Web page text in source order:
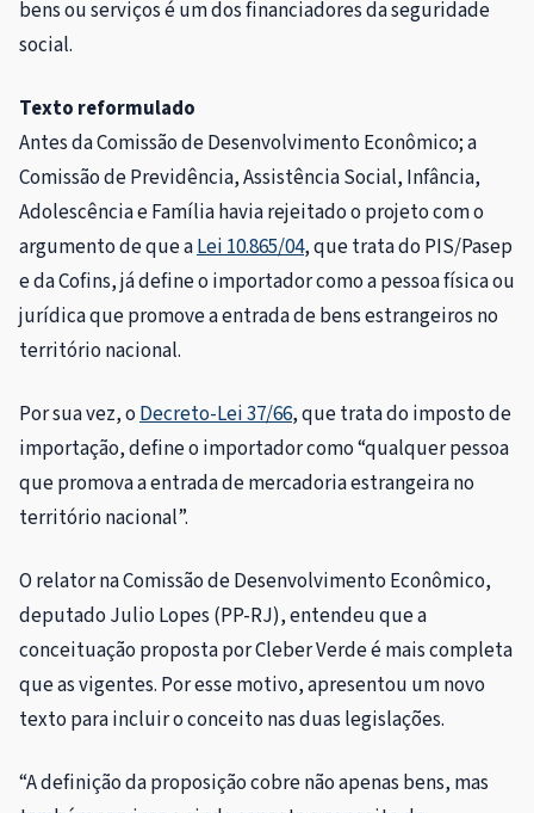
bens ou serviços é um dos financiadores da seguridade
social.
Texto reformulado
Antes da Comissão de Desenvolvimento Econômico; a
Comissão de Previdência, Assistência Social, Infância,
Adolescência e Família havia rejeitado o projeto com o
argumento de que aLei 10.865/04, que trata do PIS/Pasep
e daCofins, já define o importador como a pessoa física ou
jurídica que promove a entrada de bens estrangeiros no
território nacional.
Por sua vez, o Decreto-Lei 37/66, que trata do imposto de
importação, define o importador como “qualquer pessoa
que promova a entrada de mercadoria estrangeira no
território nacional”.
O relator na Comissão de Desenvolvimento Econômico,
deputado Julio Lopes (PP-RJ), entendeu que a
conceituação proposta por Cleber Verde é mais completa
que as vigentes. Por esse motivo, apresentou um novo
texto para incluir o conceito nas duas legislações.
“A definição da proposição cobre não apenas bens, mas